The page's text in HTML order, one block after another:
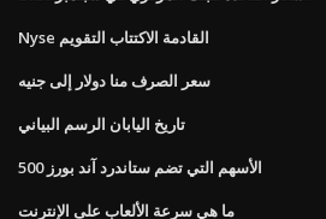
Nyse القادمة الاكتتاب التقويم
سعر الصرف منا دولار إلى جنيه
تاريخ اليابان الرسم البياني
الأسهم التي تضم ستاندرد آند بورز 500
ما هي سرعة الألعاب على الإنترنت